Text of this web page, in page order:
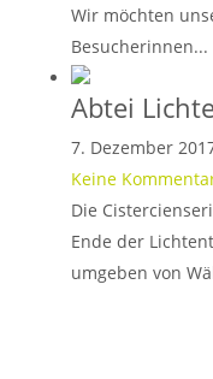
Wir möchten
Besucherinnen...
Abtei
7. Dezember
Keine
Die
Ende der
umgeben von